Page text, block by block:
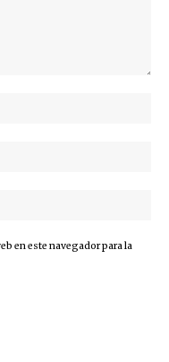
en este navegador para la